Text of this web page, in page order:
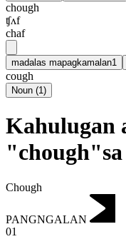
chough
ʧʌf
chaf
madalas mapagkamalan1
cough
Noun (1)
Kahulugan
Chough
PANGNGALAN
01